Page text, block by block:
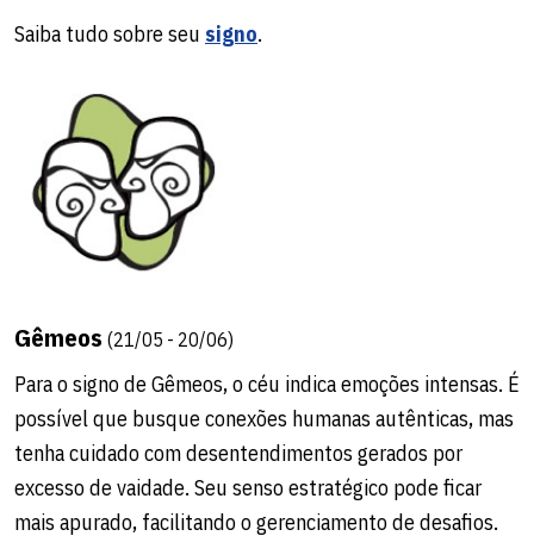
Saiba tudo sobre seu signo.
Gêmeos (21/05 - 20/06)
Para o signo de Gêmeos, o céu indica emoções intensas. É
possível que busque conexões humanas autênticas, mas
tenha cuidado com desentendimentos gerados por
excesso de vaidade. Seu senso estratégico pode ficar
mais apurado, facilitando o gerenciamento de desafios.